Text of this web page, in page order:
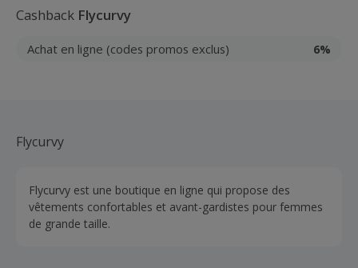
Cashback Flycurvy
Achat en ligne (codes promos exclus) 6%
Flycurvy
Flycurvy est une boutique en ligne qui propose des
vêtements confortables et avant-gardistes pour femmes
de grande taille.